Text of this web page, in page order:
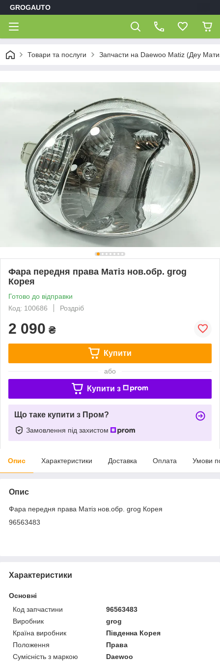
GROGAUTO
Товари та послуги Запчасти на Daewoo Matiz (Деу
Фара передня права Матіз нов.обр. grog
Корея
Готово до відправки
Код: 100686
Роздріб
2 090 ₴
Купити
або
Купити з
Що таке купити з Пром?
Замовлення під захистом
Опис Характеристики Доставка Оплата Умови
Опис
Фара передня права Матіз нов.обр. grog Корея
96563483
Характеристики
Основні
Код запчастини
96563483
Виробник
grog
Країна виробник
Південна Корея
Положення
Права
Сумісність з маркою
Daewoo